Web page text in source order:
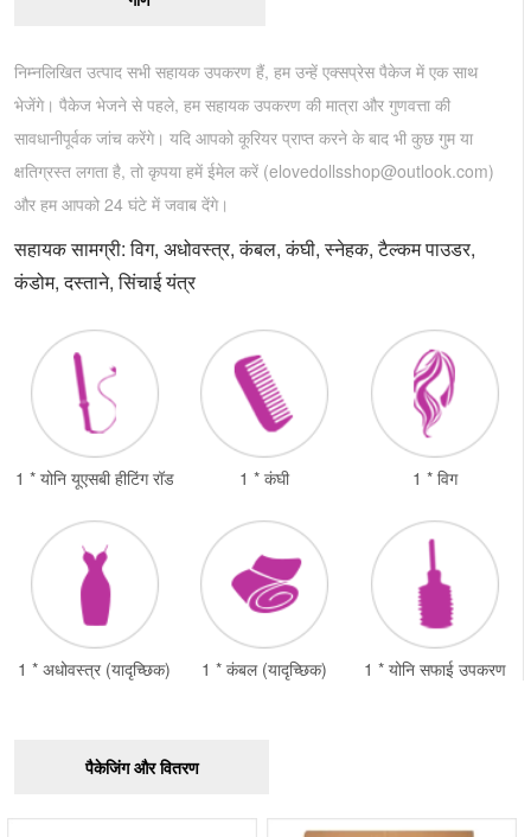
निम्नलिखित उत्पाद सभी सहायक उपकरण हैं, हम उन्हें एक्सप्रेस पैकेज में एक साथ
भेजेंगे। पैकेज भेजने से पहले, हम सहायक उपकरण की मात्रा और गुणवत्ता की
सावधानीपूर्वक जांच करेंगे। यदि आपको कूरियर प्राप्त करने के बाद भी कुछ गुम या
क्षतिग्रस्त लगता है, तो कृपया हमें ईमेल करें (elovedollsshop@outlook.com)
और हम आपको 24 घंटे में जवाब देंगे।
सहायक सामग्री: विग, अधोवस्त्र, कंबल, कंघी, स्नेहक, टैल्कम पाउडर,
कंडोम, दस्ताने, सिंचाई यंत्र
1 * योनि यूएसबी हीटिंग रॉड 1 * कंघी 1 * विग
1 * अधोवस्त्र (यादृच्छिक) 1 * कंबल (यादृच्छिक) 1 * योनि सफाई उपकरण
पैकेजिंग और वितरण